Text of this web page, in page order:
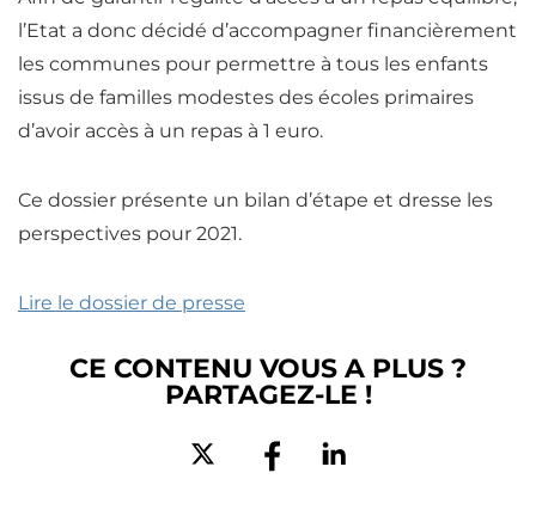
l’Etat a donc décidé d’accompagner financièrement
les communes pour permettre à tous les enfants
issus de familles modestes des écoles primaires
d’avoir accès à un repas à 1 euro.
Ce dossier présente un bilan d’étape et dresse les
perspectives pour 2021.
Lire le dossier de presse
CE CONTENU VOUS A PLUS ?
PARTAGEZ-LE !